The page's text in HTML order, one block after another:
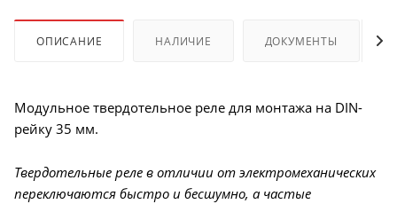
ОПИСАНИЕ НАЛИЧИЕ ДОКУМЕНТЫ
Модульное твердотельное реле для монтажа на DIN-
рейку 35 мм.
Твердотельные реле в отличии от электромеханических
переключаются быстро и бесшумно, а частые